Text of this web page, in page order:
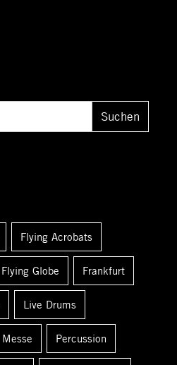
Suchen
Flying Acrobats
Flying Globe Frankfurt
Live Drums
Messe Percussion